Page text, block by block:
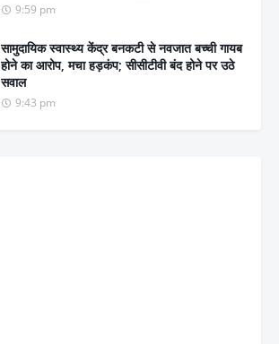
9:59 pm
सामुदायिक स्वास्थ्य केंद्र बनकटी से नवजात बच्ची गायब
होने का आरोप, मचा हड़कंप; सीसीटीवी बंद होने पर उठे
सवाल
9:43 pm